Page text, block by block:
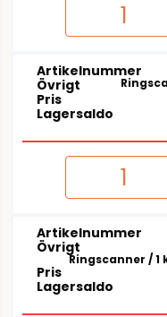
Artikelnummer
Övrigt
Pris
Lagersaldo
Artikelnummer
Övrigt
Ringscanner /
Pris
Lagersaldo